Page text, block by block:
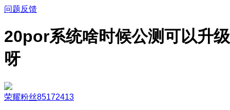
问题反馈
20por系统啥时候公测可以升级
呀
荣耀粉丝85172413